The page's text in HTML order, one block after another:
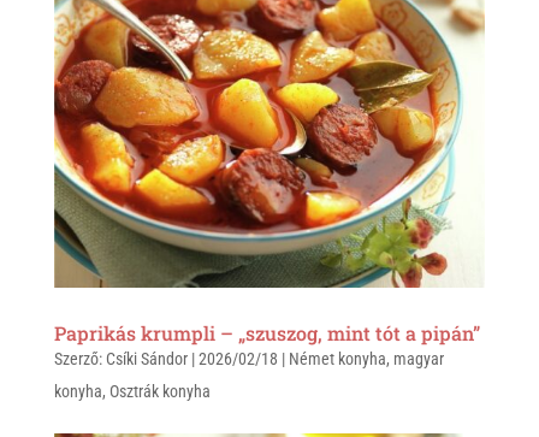
Paprikás krumpli – „szuszog, mint tót a pipán”
Szerző: Csíki Sándor|2026/02/18 | Német konyha, magyar
konyha, Osztrák konyha